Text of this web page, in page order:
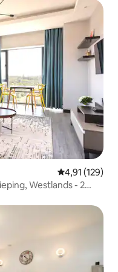
Gemiddelde
4,91 (129)
Westlands - 2